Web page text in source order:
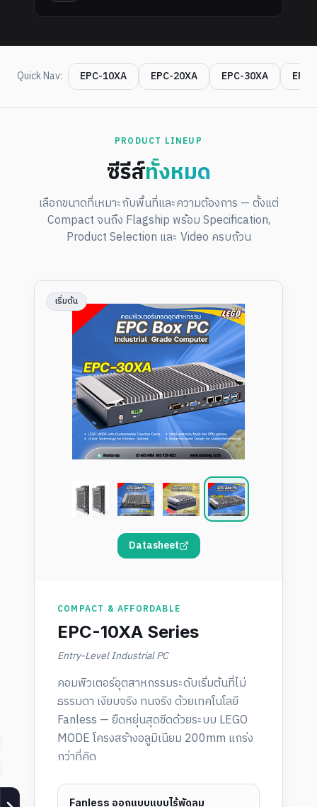
Quick Nav: EPC-10XA EPC-20XA EPC-30XA
PRODUCT LINEUP
ซีรีส์ทั้งหมด
เลือกขนาดที่เหมาะกับพื้นที่และความต้องการ — ตั้งแต่
Compact จนถึง Flagship พร้อม Specification,
Product Selection และ Video ครบถ้วน
เริ่มต้น
Datasheet
COMPACT & AFFORDABLE
EPC-10XA Series
Entry-Level Industrial PC
คอมพิวเตอร์อุตสาหกรรมระดับเริ่มต้นที่ไม่
ธรรมดา เงียบจริง ทนจริง ด้วยเทคโนโลยี
Fanless — ยืดหยุ่นสุดขีดด้วยระบบ LEGO
MODE โครงสร้างอลูมิเนียม 200mm แกร่ง
กว่าที่คิด
Fanless ออกแบบแบบไร้พัดลม